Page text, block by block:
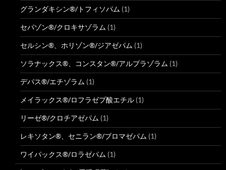
グランダキシン®/トフィソパム (1)
セパゾン®/クロキサゾラム (1)
セルシン®、ホリゾン®/ジアゼパム (1)
ソラナックス®、コンスタン®/アルプラゾラム (1)
デパス®/エチゾラム (1)
メイラックス®/ロフラゼプ酸エチル (1)
リーゼ®/クロチアゼパム (1)
レキソタン®、セニラン®/ブロマゼパム (1)
ワイパックス®/ロラゼパム (1)